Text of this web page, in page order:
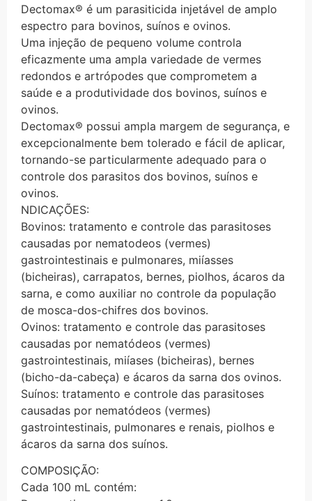
Dectomax® é um parasiticida injetável de amplo
espectro para bovinos, suínos e ovinos.
Uma injeção de pequeno volume controla
eficazmente uma ampla variedade de vermes
redondos e artrópodes que comprometem a
saúde e a produtividade dos bovinos, suínos e
ovinos.
Dectomax® possui ampla margem de segurança, e
excepcionalmente bem tolerado e fácil de aplicar,
tornando-se particularmente adequado para o
controle dos parasitos dos bovinos, suínos e
ovinos.
NDICAÇÕES:
Bovinos: tratamento e controle das parasitoses
causadas por nematodeos (vermes)
gastrointestinais e pulmonares, miíasses
(bicheiras), carrapatos, bernes, piolhos, ácaros da
sarna, e como auxiliar no controle da população
de mosca-dos-chifres dos bovinos.
Ovinos: tratamento e controle das parasitoses
causadas por nematódeos (vermes)
gastrointestinais, miíases (bicheiras), bernes
(bicho-da-cabeça) e ácaros da sarna dos ovinos.
Suínos: tratamento e controle das parasitoses
causadas por nematódeos (vermes)
gastrointestinais, pulmonares e renais, piolhos e
ácaros da sarna dos suínos.
COMPOSIÇÃO:
Cada 100 mL contém: